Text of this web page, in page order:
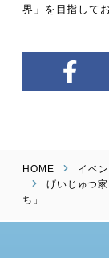
界」を目指して
HOME
イベ
げいじゅ
ち」